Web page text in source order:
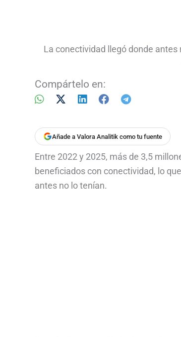
La conectividad llegó donde
Compártelo en:
Añade a Valora Analitik como tu fuente
Entre 2022 y 2025, más de 3,5
beneficiados con conectividad, lo
antes no lo tenían.